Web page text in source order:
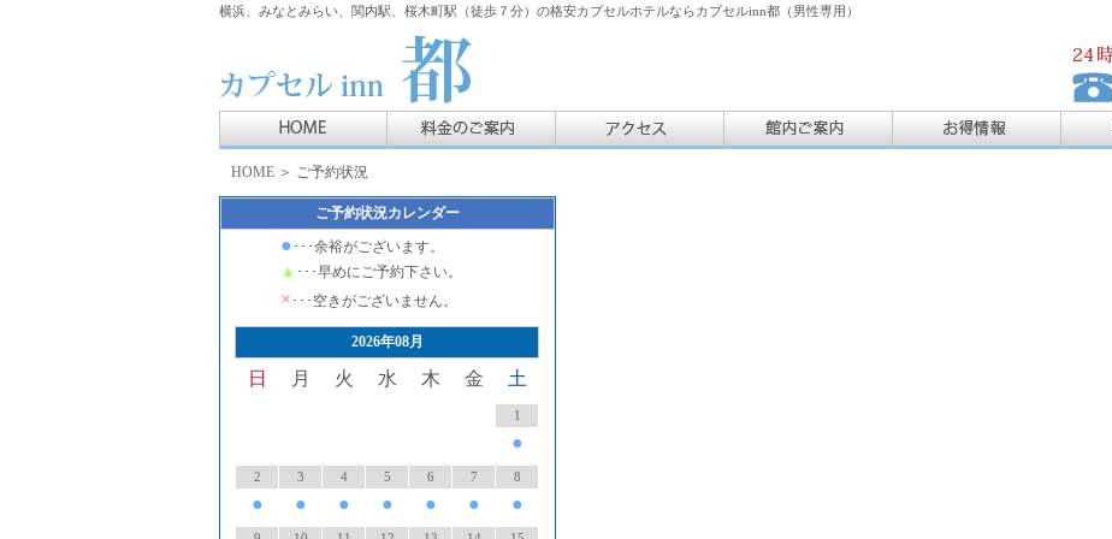
横浜、みなとみらい、関内駅、桜木町駅（徒歩７分）の格安カプセルホテルならカプセルinn都（男性専用）
HOME ＞ ご予約状況
ご予約状況カレンダー
● ･･･余裕がございます。
▲ ･･･早めにご予約下さい。
× ･･･空きがございません。
2026年08月
日 月 火 水 木 金 土
1
●
2
●
3
●
4
●
5
●
6
●
7
●
8
●